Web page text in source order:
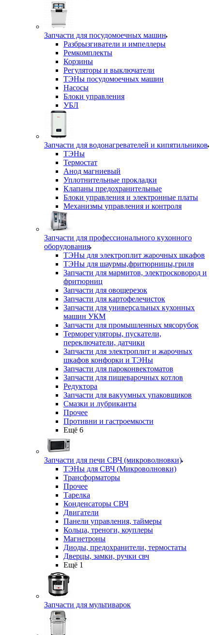
Запчасти для посудомоечных машин
Разбрызгиватели и импеллеры
Ремкомплекты
Корзины
Регуляторы и выключатели
ТЭНы посудомоечных машин
Насосы
Блоки управления
УБЛ
Запчасти для водонагревателей и кипятильников
ТЭНы
Термостат
Анод магниевый
Уплотнительные прокладки
Клапаны предохранительные
Блоки управления и электронные платы
Механизмы управления и контроля
Запчасти для профессионального кухонного
оборудования
ТЭНы для электроплит жарочных шкафов
ТЭНы для шаурмы,фритюрницы,гриля
Запчасти для мармитов, электросковород и
фритюрниц
Запчасти для овощерезок
Запчасти для картофелечисток
Запчасти для универсальных кухонных
машин УКМ
Запчасти для промышленных мясорубок
Терморегуляторы, пускатели,
переключатели, датчики
Запчасти для электроплит и жарочных
шкафов конфорки и ТЭНы
Запчасти для пароконвектоматов
Запчасти для пищеварочных котлов
Редуктора
Запчасти для вакуумных упаковщиков
Смазки и лубриканты
Прочее
Противни и гастроемкости
Ещё 6
Запчасти для печи СВЧ (микроволновки)
ТЭНы для СВЧ (Микроволновки)
Трансформаторы
Прочее
Тарелка
Конденсаторы СВЧ
Двигатели
Панели управления, таймеры
Кольца, треноги, коуплеры
Магнетроны
Диоды, предохранители, термостаты
Дверцы, замки, ручки свч
Ещё 1
Запчасти для мультиварок